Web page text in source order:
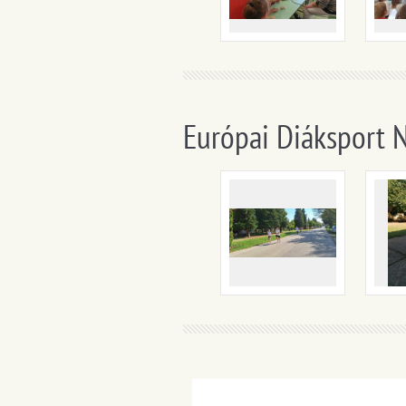
Európai Diáksport